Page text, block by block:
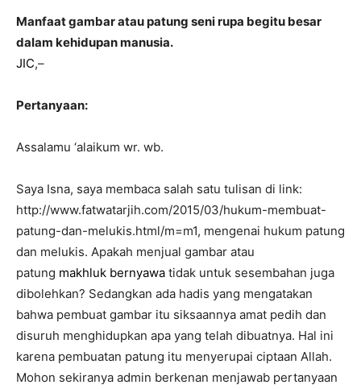
Manfaat gambar atau patung seni rupa begitu besar
dalam kehidupan manusia.
JIC,–
Pertanyaan:
Assalamu ‘alaikum wr. wb.
Saya Isna, saya membaca salah satu tulisan di link:
http://www.fatwatarjih.com/2015/03/hukum-membuat-
patung-dan-melukis.html/m=m1, mengenai hukum patung
dan melukis. Apakah menjual gambar atau
patung makhluk bernyawa tidak untuk sesembahan juga
dibolehkan? Sedangkan ada hadis yang mengatakan
bahwa pembuat gambar itu siksaannya amat pedih dan
disuruh menghidupkan apa yang telah dibuatnya. Hal ini
karena pembuatan patung itu menyerupai ciptaan Allah.
Mohon sekiranya admin berkenan menjawab pertanyaan